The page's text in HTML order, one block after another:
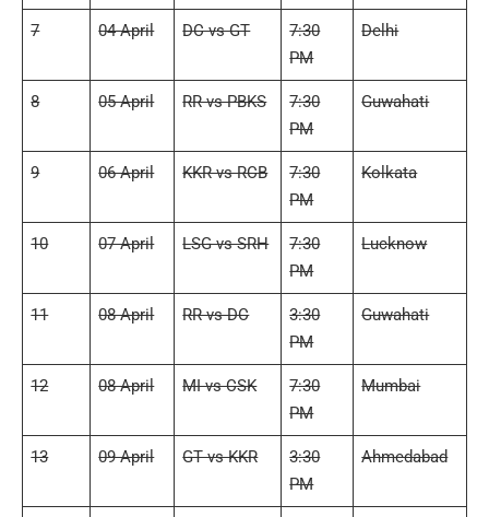
7 04-April DC vs GT
7:30
PM
Delhi
8 05 April RR vs PBKS
7:30
PM
Guwahati
9 06 April KKR vs RCB
7:30
PM
Kolkata
10 07 April LSG vs SRH
7:30
PM
Lucknow
11 08 April RR vs DC
3:30
PM
Guwahati
12 08 April MI vs CSK
7:30
PM
Mumbai
13 09 April GT vs KKR
3:30
PM
Ahmedabad